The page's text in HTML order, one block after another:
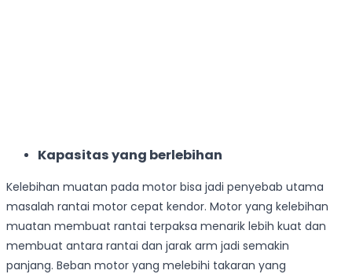
Kapasitas yang berlebihan
Kelebihan muatan pada motor bisa jadi penyebab utama
masalah rantai motor cepat kendor. Motor yang kelebihan
muatan membuat rantai terpaksa menarik lebih kuat dan
membuat antara rantai dan jarak arm jadi semakin
panjang. Beban motor yang melebihi takaran yang